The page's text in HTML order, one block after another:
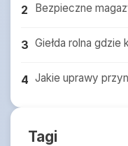
2 Bezpieczne
3 Giełda rolna
4 Jakie uprawy
Tagi